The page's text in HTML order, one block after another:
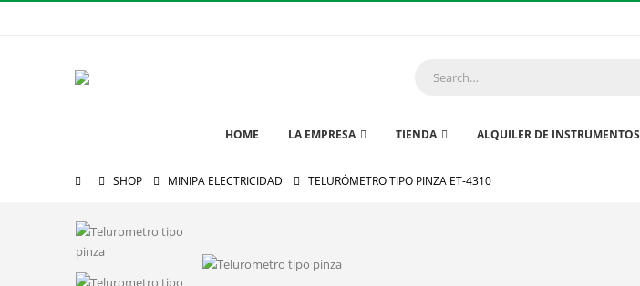
HOME LA EMPRESA TIENDA ALQUILER DE INSTRUMENTOS
SHOP MINIPA ELECTRICIDAD TELURÓMETRO TIPO PINZA ET-4310